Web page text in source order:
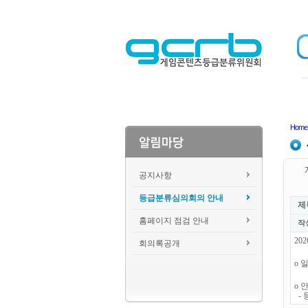
공지사항
등급분류심의회의 안내
홈페이지 점검 안내
회의록공개
Home
제
작
o
o
-